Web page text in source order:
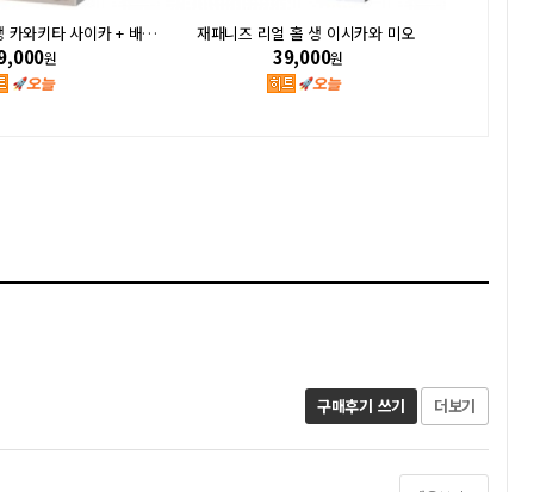
재패니즈 리얼 홀 생 카와키타 사이카 + 배우 사진
원
재패니즈 리얼 홀 생 이시카와 미오
39,000원
구매후기 쓰기 더보기